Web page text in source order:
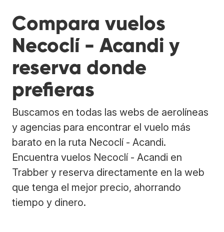
Compara vuelos
Necoclí - Acandi y
reserva donde
prefieras
Buscamos en todas las webs de aerolíneas
y agencias para encontrar el vuelo más
barato en la ruta Necoclí - Acandi.
Encuentra vuelos Necoclí - Acandi en
Trabber y reserva directamente en la web
que tenga el mejor precio, ahorrando
tiempo y dinero.